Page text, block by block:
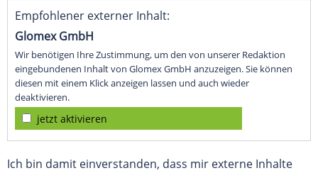
Empfohlener externer Inhalt:
Glomex GmbH
Wir benötigen Ihre Zustimmung, um den von unserer Redaktion
eingebundenen Inhalt von Glomex GmbH anzuzeigen. Sie können
diesen mit einem Klick anzeigen lassen und auch wieder
deaktivieren.
jetzt aktivieren
Ich bin damit einverstanden, dass mir externe Inhalte